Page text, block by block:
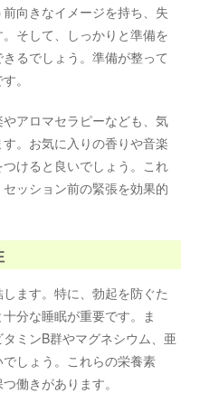
向きなイメージを持ち、失
そして、しっかりと準備を
るでしょう。準備が整って
。
アロマセラピーなども、気
。お気に入りの香りや音楽
けると良いでしょう。これ
ッション前の緊張を効果的
ます。特に、勃起を防ぐた
分な睡眠が重要です。ま
ミンB群やマグネシウム、亜
しょう。これらの栄養素
働きがあります。